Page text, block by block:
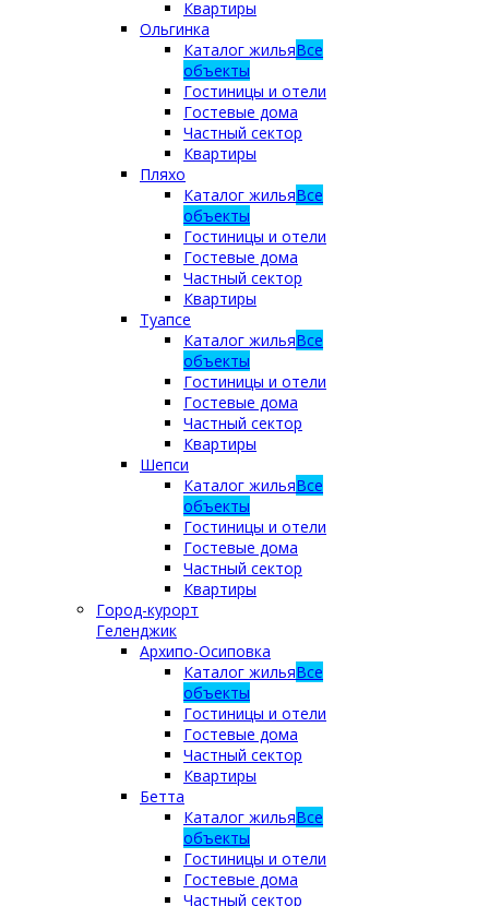
Квартиры
Ольгинка
Каталог жильяВсе
объекты
Гостиницы и отели
Гостевые дома
Частный сектор
Квартиры
Пляхо
Каталог жильяВсе
объекты
Гостиницы и отели
Гостевые дома
Частный сектор
Квартиры
Туапсе
Каталог жильяВсе
объекты
Гостиницы и отели
Гостевые дома
Частный сектор
Квартиры
Шепси
Каталог жильяВсе
объекты
Гостиницы и отели
Гостевые дома
Частный сектор
Квартиры
Город-курорт
Геленджик
Архипо-Осиповка
Каталог жильяВсе
объекты
Гостиницы и отели
Гостевые дома
Частный сектор
Квартиры
Бетта
Каталог жильяВсе
объекты
Гостиницы и отели
Гостевые дома
Частный сектор